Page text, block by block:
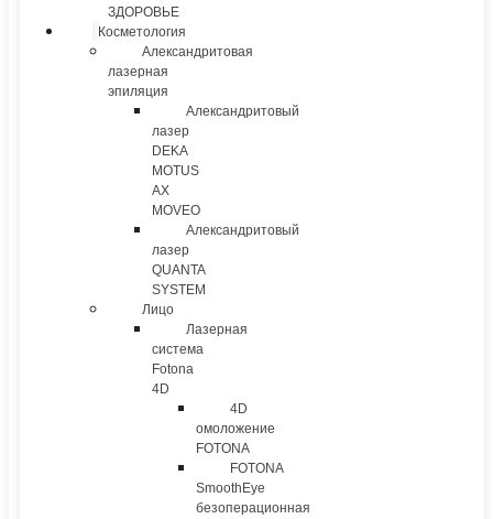
ЗДОРОВЬЕ
Косметология
Александритовая
лазерная
эпиляция
Александритовый
лазер
DEKA
MOTUS
AX
MOVEO
Александритовый
лазер
QUANTA
SYSTEM
Лицо
Лазерная
система
Fotona
4D
4D
омоложение
FOTONA
FOTONA
SmoothEye
безоперационная